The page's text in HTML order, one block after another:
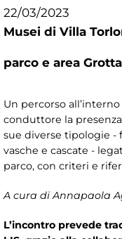
22/03/2023
Musei di Villa
parco e area
Un percorso
conduttore la
sue diverse tipologie -
vasche e cascate -
parco, con criteri e
A cura di Annapaola
L’incontro prevede